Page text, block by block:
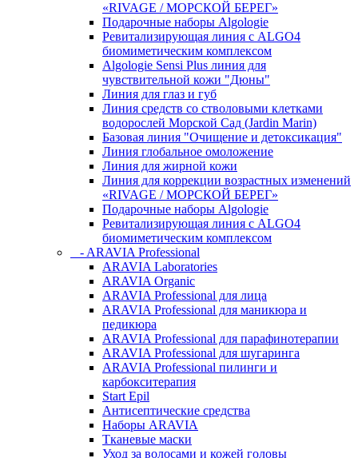
«RIVAGE / МОРСКОЙ БЕРЕГ»
Подарочные наборы Algologie
Ревитализирующая линия с ALGO4
биомиметическим комплексом
Algologie Sensi Plus линия для
чувcтвительной кожи "Дюны"
Линия для глаз и губ
Линия средств со стволовыми клетками
водорослей Морской Сад (Jardin Marin)
Базовая линия "Очищение и детоксикация"
Линия глобальное омоложение
Линия для жирной кожи
Линия для коррекции возрастных изменений
«RIVAGE / МОРСКОЙ БЕРЕГ»
Подарочные наборы Algologie
Ревитализирующая линия с ALGO4
биомиметическим комплексом
- ARAVIA Professional
ARAVIA Laboratories
ARAVIA Organic
ARAVIA Professional для лица
ARAVIA Professional для маникюра и
педикюра
ARAVIA Professional для парафинотерапии
ARAVIA Professional для шугаринга
ARAVIA Professional пилинги и
карбокситерапия
Start Epil
Антисептические средства
Наборы ARAVIA
Тканевые маски
Уход за волосами и кожей головы